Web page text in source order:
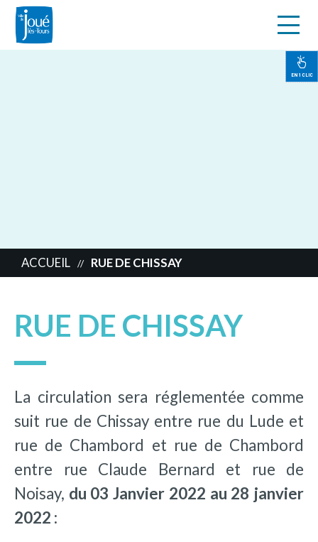
EN 1 CLIC
ACCUEIL // RUE DE CHISSAY
RUE DE CHISSAY
La circulation sera réglementée comme
suit rue de Chissay entre rue du Lude et
rue de Chambord et rue de Chambord
entre rue Claude Bernard et rue de
Noisay, du 03 Janvier 2022 au 28 janvier
2022 :